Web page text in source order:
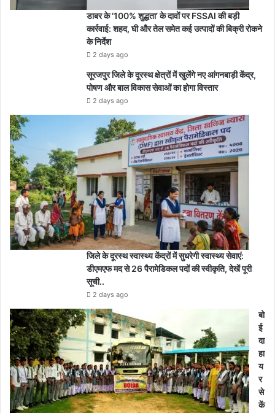
डाबर के ‘100% शुद्धता’ के दावों पर FSSAI की बड़ी
कार्रवाई: शहद, घी और तेल समेत कई उत्पादों की बिक्री रोकने
के निर्देश
2 days ago
सूरजपुर जिले के दूरस्थ क्षेत्रों में खुलेंगे नए आंगनबाड़ी केंद्र,
पोषण और बाल विकास सेवाओं का होगा विस्तार
2 days ago
जिले के दूरस्थ स्वास्थ्य केंद्रों में सुधरेगी स्वास्थ्य सेवाएं:
डीएमएफ मद से 26 पैरामेडिकल पदों की स्वीकृति, देखें पूरी
सूची..
2 days ago
बो
ई
दा
हा
य
र
से
कें